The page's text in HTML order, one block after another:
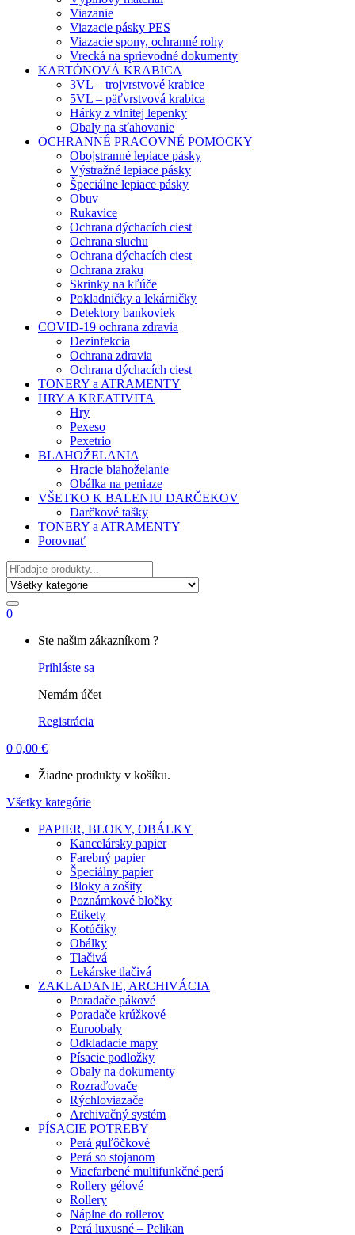
Viazanie
Viazacie pásky PES
Viazacie spony, ochranné rohy
Vrecká na sprievodné dokumenty
KARTÓNOVÁ KRABICA
3VL – trojvrstvové krabice
5VL – päťvrstvová krabica
Hárky z vlnitej lepenky
Obaly na sťahovanie
OCHRANNÉ PRACOVNÉ POMOCKY
Obojstranné lepiace pásky
Výstražné lepiace pásky
Špeciálne lepiace pásky
Obuv
Rukavice
Ochrana dýchacích ciest
Ochrana sluchu
Ochrana dýchacích ciest
Ochrana zraku
Skrinky na kľúče
Pokladničky a lekárničky
Detektory bankoviek
COVID-19 ochrana zdravia
Dezinfekcia
Ochrana zdravia
Ochrana dýchacích ciest
TONERY a ATRAMENTY
HRY A KREATIVITA
Hry
Pexeso
Pexetrio
BLAHOŽELANIA
Hracie blahoželanie
Obálka na peniaze
VŠETKO K BALENIU DARČEKOV
Darčkové tašky
TONERY a ATRAMENTY
Porovnať
Hľadať
0
Ste našim zákazníkom ?
Prihláste sa
Nemám účet
Registrácia
0 0,00 €
Žiadne produkty v košíku.
Všetky kategórie
PAPIER, BLOKY, OBÁLKY
Kancelársky papier
Farebný papier
Špeciálny papier
Bloky a zošity
Poznámkové bločky
Etikety
Kotúčiky
Obálky
Tlačivá
Lekárske tlačivá
ZAKLADANIE, ARCHIVÁCIA
Poradače pákové
Poradače krúžkové
Euroobaly
Odkladacie mapy
Písacie podložky
Obaly na dokumenty
Rozraďovače
Rýchloviazače
Archivačný systém
PÍSACIE POTREBY
Perá guľôčkové
Perá so stojanom
Viacfarbené multifunkčné perá
Rollery gélové
Rollery
Náplne do rollerov
Perá luxusné – Pelikan